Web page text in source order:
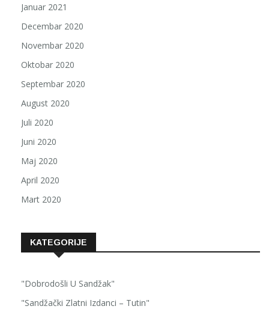
Januar 2021
Decembar 2020
Novembar 2020
Oktobar 2020
Septembar 2020
August 2020
Juli 2020
Juni 2020
Maj 2020
April 2020
Mart 2020
KATEGORIJE
"Dobrodošli U Sandžak"
"Sandžački Zlatni Izdanci – Tutin"